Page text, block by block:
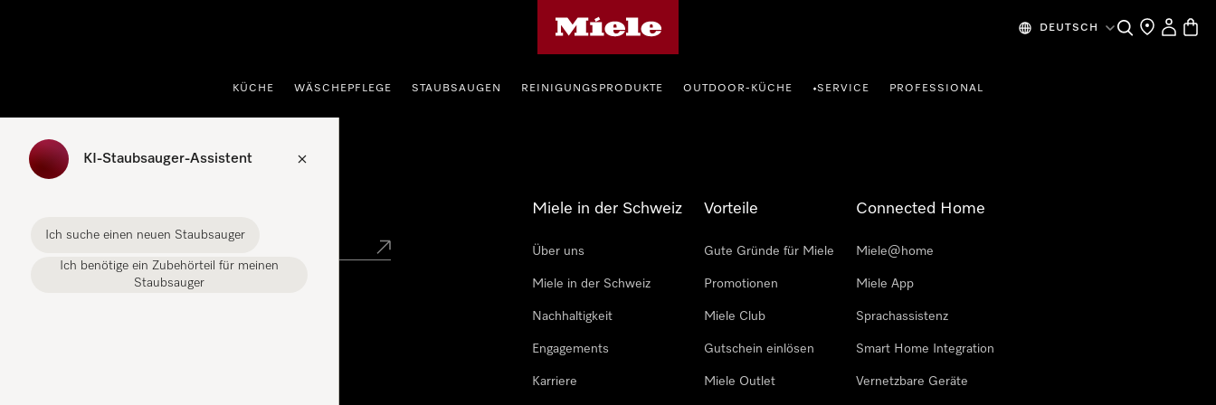
DEUTSCH SucheHändlersuche
Mein
KÜCHE WÄSCHEPFLEGE STAUBSAUGEN REINIGUNGSPRODUKTE OUTDOOR-KÜCHE •SERVICE PROFESSIONAL
KI-Staubsauger-Assistent
Ich suche einen neuen Staubsauger
Ich benötige ein Zubehörteil für meinen
Staubsauger
Miele in der Schweiz
Über uns
Miele in der Schweiz
Nachhaltigkeit
Engagements
Karriere
Vorteile
Gute Gründe für Miele
Promotionen
Miele Club
Gutschein einlösen
Miele Outlet
Connected Home
Miele@home
Miele App
Sprachassistenz
Smart Home Integration
Vernetzbare Geräte